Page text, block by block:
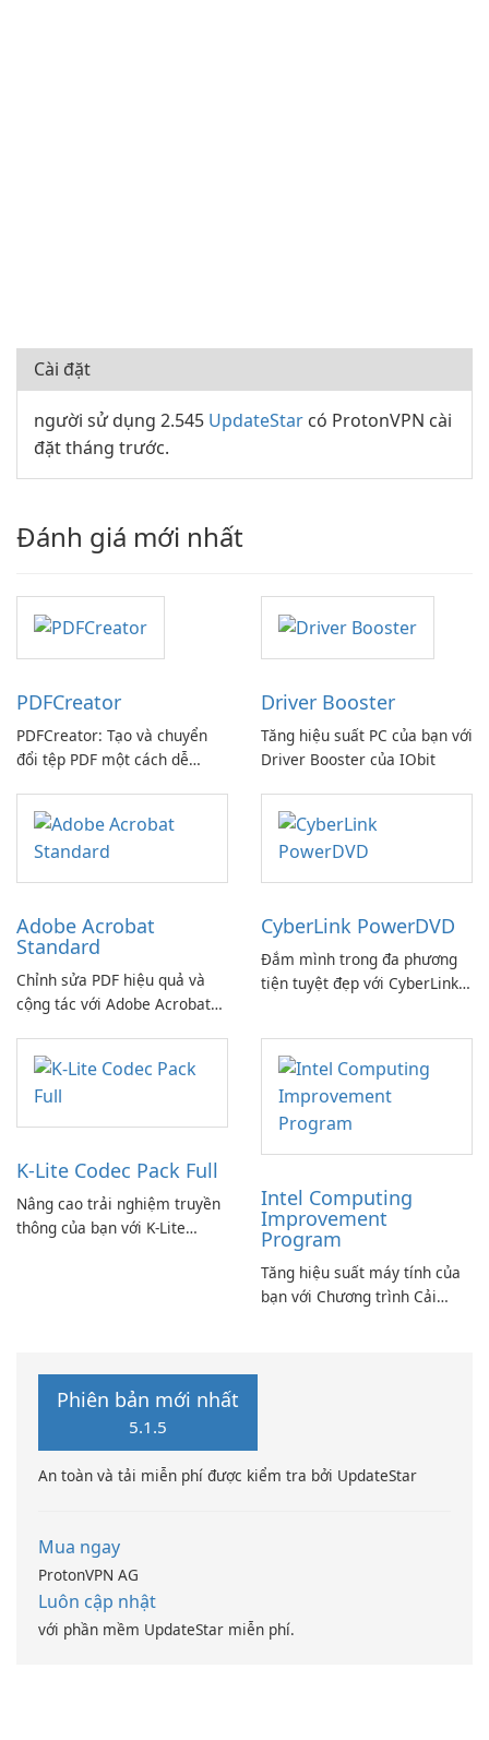
Cài đặt
người sử dụng 2.545 UpdateStar có ProtonVPN cài
đặt tháng trước.
Đánh giá mới nhất
PDFCreator
PDFCreator: Tạo và chuyển
đổi tệp PDF một cách dễ
Driver Booster
Tăng hiệu suất PC của bạn với
Driver Booster của IObit
Adobe Acrobat
Standard
Chỉnh sửa PDF hiệu quả và
cộng tác với Adobe Acrobat
CyberLink PowerDVD
Đắm mình trong đa phương
tiện tuyệt đẹp với CyberLink
K-Lite Codec Pack Full
Nâng cao trải nghiệm truyền
thông của bạn với K-Lite
Intel Computing
Improvement
Program
Tăng hiệu suất máy tính của
bạn với Chương trình Cải
Phiên bản mới nhất
5.1.5
An toàn và tải miễn phí được kiểm tra bởi UpdateStar
Mua ngay
ProtonVPN AG
Luôn cập nhật
với phần mềm UpdateStar miễn phí.